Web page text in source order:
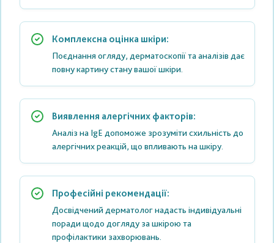
Комплексна оцінка шкіри:
Поєднання огляду, дерматоскопії та аналізів дає
повну картину стану вашої шкіри.
Виявлення алергічних факторів:
Аналіз на IgE допоможе зрозуміти схильність до
алергічних реакцій, що впливають на шкіру.
Професійні рекомендації:
Досвідчений дерматолог надасть індивідуальні
поради щодо догляду за шкірою та
профілактики захворювань.